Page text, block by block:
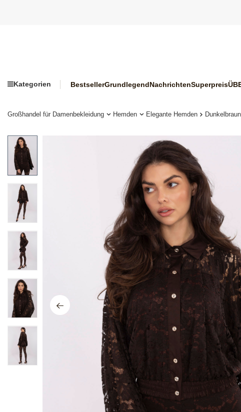
Kategorien BestsellerGrundlegendNachrichtenSuperpreis
Großhandel für Damenbekleidung Hemden Elegante Hemden